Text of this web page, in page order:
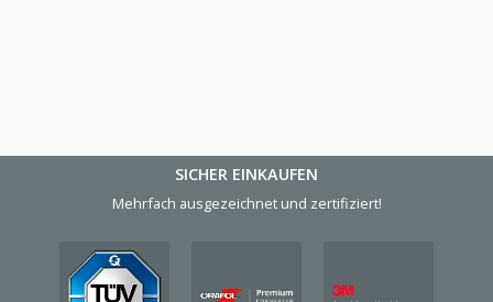
SICHER EINKAUFEN
Mehrfach ausgezeichnet und zertifiziert!